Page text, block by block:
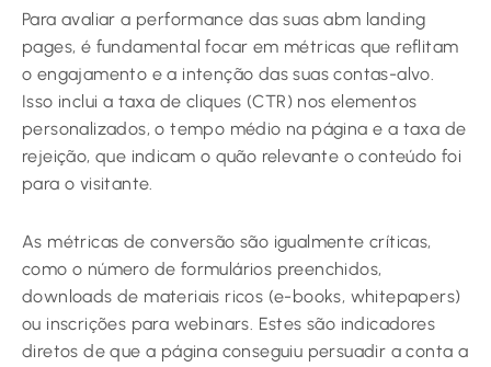
Para avaliar a performance das suas abm landing
pages, é fundamental focar em métricas que reflitam
o engajamento e a intenção das suas contas-alvo.
Isso inclui a taxa de cliques (CTR) nos elementos
personalizados, o tempo médio na página e a taxa de
rejeição, que indicam o quão relevante o conteúdo foi
para o visitante.
As métricas de conversão são igualmente críticas,
como o número de formulários preenchidos,
downloads de materiais ricos (e-books, whitepapers)
ou inscrições para webinars. Estes são indicadores
diretos de que a página conseguiu persuadir a conta a